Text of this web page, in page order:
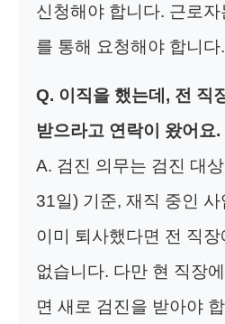
신청해야 합니다. 근로
를 통해 요청해야 합니다.
Q. 이직을 했는데, 전 직
받으라고 연락이 왔어요
A. 검진 의무는 검진 대
31일) 기준, 재직 중인
이미 퇴사했다면 전 직
없습니다. 다만 현 직장
면 새로 검진을 받아야